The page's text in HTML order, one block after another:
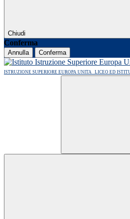
Chiudi
Conferma
Annulla Conferma
ISTRUZIONE SUPERIORE EUROPA UNITA LICEO ED